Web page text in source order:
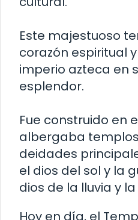
Este majestuoso
corazón espiritual
imperio azteca en
esplendor.
Fue construido en
albergaba
deidades
el dios del sol y la
dios de la lluvia y
Hoy en día, el